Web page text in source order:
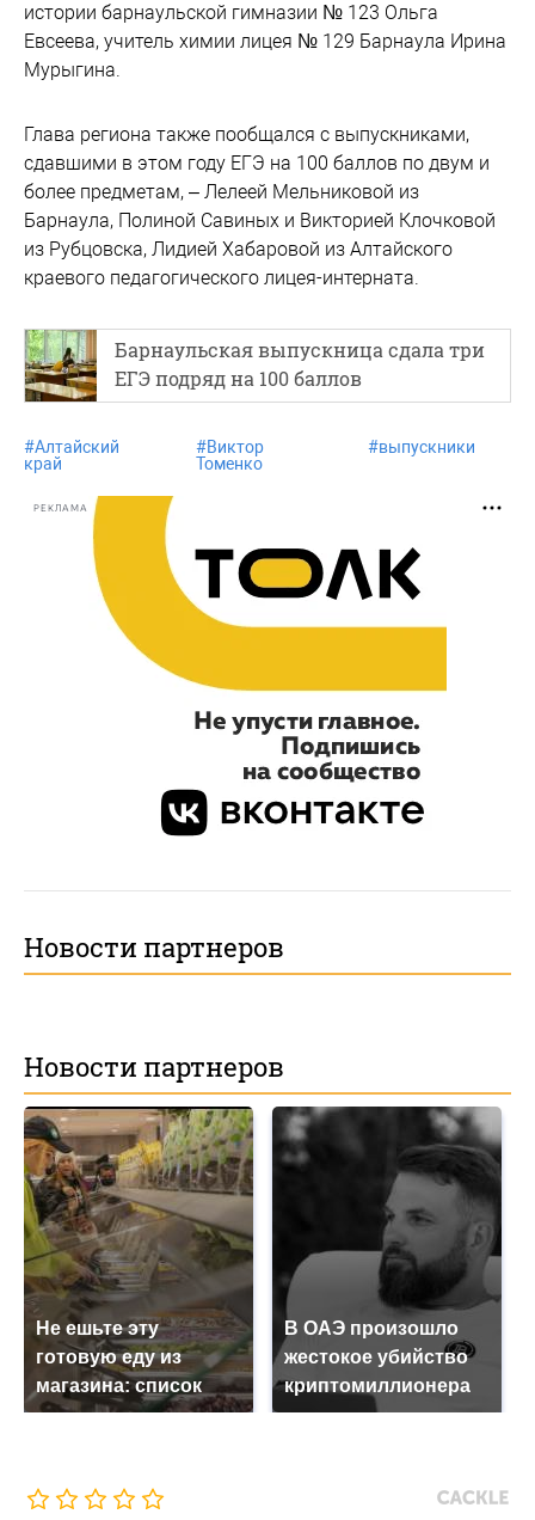
истории барнаульской гимназии № 123 Ольга
Евсеева, учитель химии лицея № 129 Барнаула Ирина
Мурыгина.
Глава региона также пообщался с выпускниками,
сдавшими в этом году ЕГЭ на 100 баллов по двум и
более предметам, – Лелеей Мельниковой из
Барнаула, Полиной Савиных и Викторией Клочковой
из Рубцовска, Лидией Хабаровой из Алтайского
краевого педагогического лицея-интерната.
Барнаульская выпускница сдала три
ЕГЭ подряд на 100 баллов
#Алтайский
край
#Виктор
Томенко
#выпускники
РЕКЛАМА
Новости партнеров
Новости партнеров
Не ешьте эту
готовую еду из
магазина: список
В ОАЭ произошло
жестокое убийство
криптомиллионера